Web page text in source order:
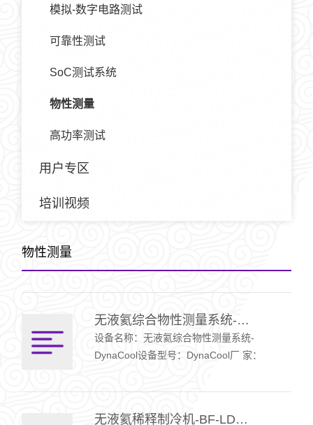
模拟-数字电路测试
可靠性测试
SoC测试系统
物性测量
高功率测试
用户专区
培训视频
物性测量
无液氦综合物性测量系统-DynaCool
设备名称：无液氦综合物性测量系统-
DynaCool设备型号：DynaCool厂 家：
备分类：物性测量设备功能简介：提供1.9K～
无液氦稀释制冷机-BF-LD400